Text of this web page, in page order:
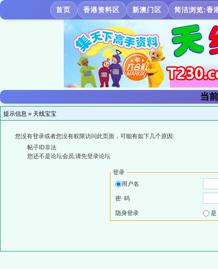
首页 香港资料区 新澳门区 简洁浏览:香
当
提示信息 » 天线宝宝
您没有登录或者您没有权限访问此页面，可能有如下几个原因:
帖子ID非法
您还不是论坛会员,请先登录论坛
登录
用户名
密 码
隐身登录